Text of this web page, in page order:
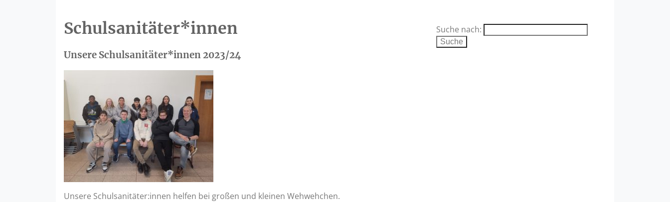
Schulsanitäter*innen
Unsere Schulsanitäter*innen 2023/24
Unsere Schulsanitäter:innen helfen bei großen und kleinen Wehwehchen.
Suche nach: